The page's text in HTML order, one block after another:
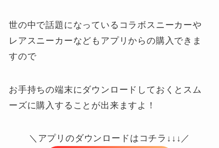
世の中で話題になっているコラボスニーカーや
レアスニーカーなどもアプリからの購入できま
すので
お手持ちの端末にダウンロードしておくとスム
ーズに購入することが出来ますよ！
＼アプリのダウンロードはコチラ↓↓↓／